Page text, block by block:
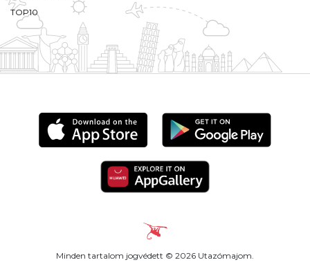
TOP10
Minden tartalom jogvédett © 2026 Utazómajom.